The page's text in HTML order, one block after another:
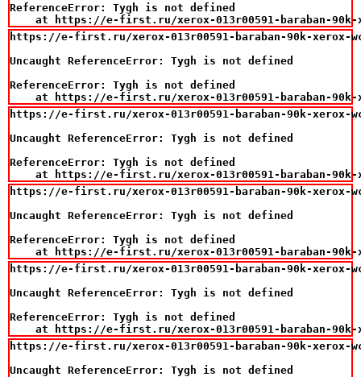
ReferenceError: Tygh is not defined
at https://e-first.ru/xerox-013r00591-baraban-
https://e-first.ru/xerox-013r00591-baraban-90k-xerox-wc-
Uncaught ReferenceError: Tygh is not defined
ReferenceError: Tygh is not defined
at https://e-first.ru/xerox-013r00591-baraban-
https://e-first.ru/xerox-013r00591-baraban-90k-xerox-wc-
Uncaught ReferenceError: Tygh is not defined
ReferenceError: Tygh is not defined
at https://e-first.ru/xerox-013r00591-baraban-
https://e-first.ru/xerox-013r00591-baraban-90k-xerox-wc-
Uncaught ReferenceError: Tygh is not defined
ReferenceError: Tygh is not defined
at https://e-first.ru/xerox-013r00591-baraban-
https://e-first.ru/xerox-013r00591-baraban-90k-xerox-wc-
Uncaught ReferenceError: Tygh is not defined
ReferenceError: Tygh is not defined
at https://e-first.ru/xerox-013r00591-baraban-
https://e-first.ru/xerox-013r00591-baraban-90k-xerox-wc-
Uncaught ReferenceError: Tygh is not defined